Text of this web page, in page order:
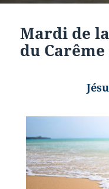
Mardi de
du Carême